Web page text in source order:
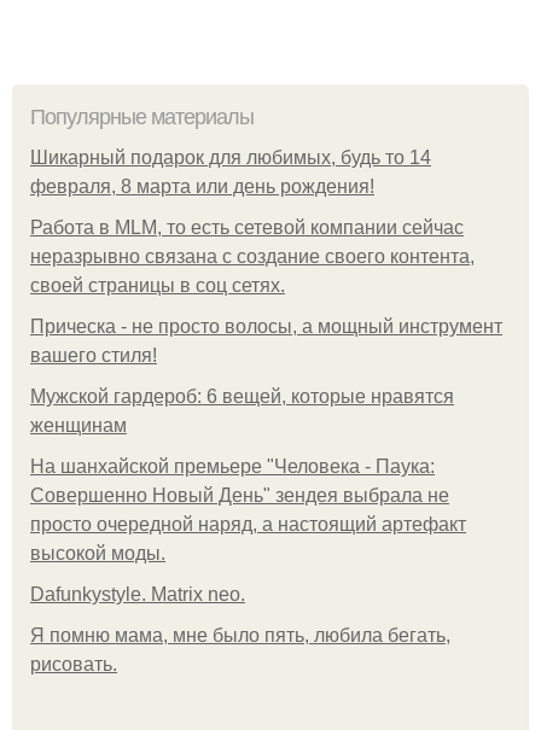
Популярные материалы
Шикарный подарок для любимых, будь то 14
февраля, 8 марта или день рождения!
Работа в MLM, то есть сетевой компании сейчас
неразрывно связана с создание своего контента,
своей страницы в соц сетях.
Прическа - не просто волосы, а мощный инструмент
вашего стиля!
Мужской гардероб: 6 вещей, которые нравятся
женщинам
На шанхайской премьере "Человека - Паука:
Совершенно Новый День" зендея выбрала не
просто очередной наряд, а настоящий артефакт
высокой моды.
Dafunkystyle. Matrix neo.
Я помню мама, мне было пять, любила бегать,
рисовать.